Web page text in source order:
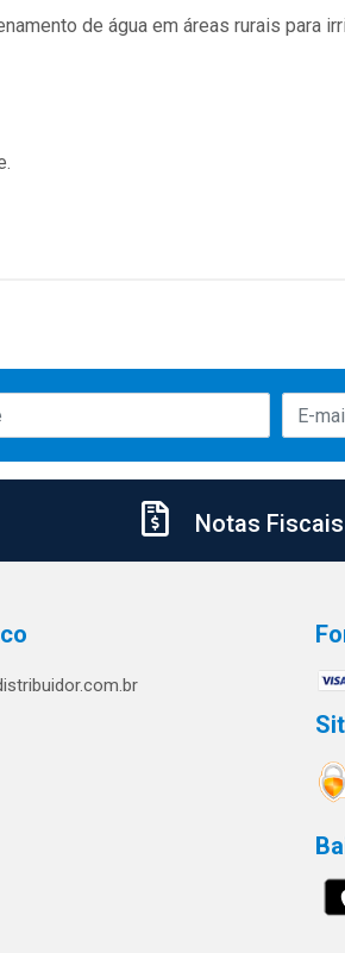
de água em áreas rurais para
Notas Fiscais